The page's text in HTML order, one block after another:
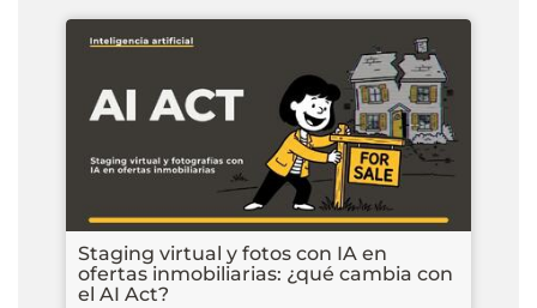
Staging virtual y fotos con IA en
ofertas inmobiliarias: ¿qué cambia con
el AI Act?